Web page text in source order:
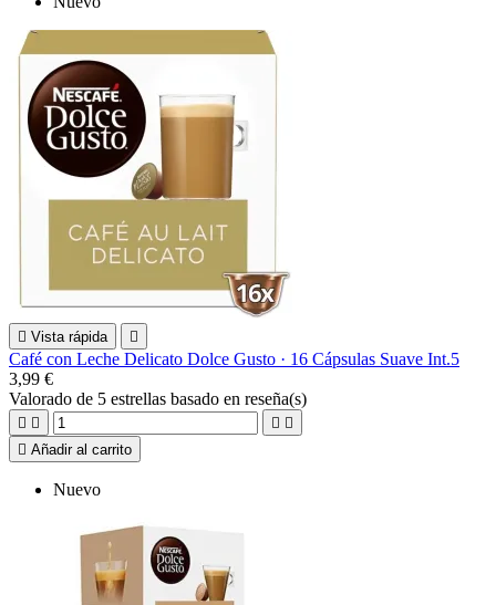
 Vista rápida 
Café con Leche Delicato Dolce Gusto · 16 Cápsulas Suave Int.5
3,99 €
Valorado de 5 estrellas basado en reseña(s)
   
 Añadir al carrito
Nuevo